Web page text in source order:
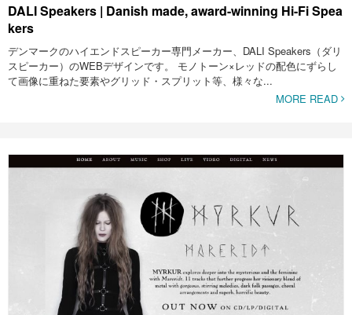
DALI Speakers | Danish made, award-winning Hi-Fi Spea
kers
デンマークのハイエンドスピーカー専門メーカー、DALI Speakers（ダリ
スピーカー）のWEBデザインです。 モノトーン×レッドの配色にずらし
て画像に重ねた要素やグリッド・スプリット等、様々な...
MORE READ